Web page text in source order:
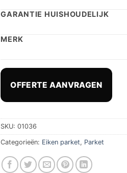
GARANTIE HUISHOUDELIJK
MERK
OFFERTE AANVRAGEN
SKU:01036
Categorieën: Eiken parket, Parket